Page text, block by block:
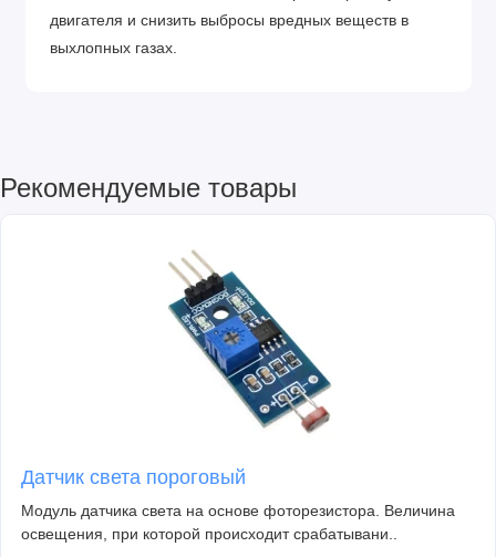
двигателя и снизить выбросы вредных веществ в
выхлопных газах.
Рекомендуемые товары
Датчик света пороговый
Модуль датчика света на основе фоторезистора. Величина
освещения, при которой происходит срабатывани..